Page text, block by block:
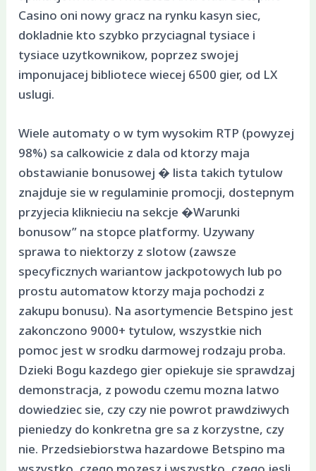
Casino oni nowy gracz na rynku kasyn siec,
dokladnie kto szybko przyciagnal tysiace i
tysiace uzytkownikow, poprzez swojej
imponujacej bibliotece wiecej 6500 gier, od LX
uslugi.
Wiele automaty o w tym wysokim RTP (powyzej
98%) sa calkowicie z dala od ktorzy maja
obstawianie bonusowej � lista takich tytulow
znajduje sie w regulaminie promocji, dostepnym
przyjecia kliknieciu na sekcje �Warunki
bonusow” na stopce platformy. Uzywany
sprawa to niektorzy z slotow (zawsze
specyficznych wariantow jackpotowych lub po
prostu automatow ktorzy maja pochodzi z
zakupu bonusu). Na asortymencie Betspino jest
zakonczono 9000+ tytulow, wszystkie nich
pomoc jest w srodku darmowej rodzaju proba.
Dzieki Bogu kazdego gier opiekuje sie sprawdzaj
demonstracja, z powodu czemu mozna latwo
dowiedziec sie, czy czy nie powrot prawdziwych
pieniedzy do konkretna gre sa z korzystne, czy
nie. Przedsiebiorstwa hazardowe Betspino ma